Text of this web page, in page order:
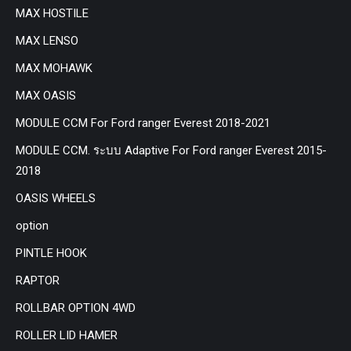
MAX HOSTILE
MAX LENSO
MAX MOHAWK
MAX OASIS
MODULE CCM For Ford ranger Everest 2018-2021
MODULE CCM. ระบบ Adaptive For Ford ranger Everest 2015-
2018
OASIS WHEELS
option
PINTLE HOOK
RAPTOR
ROLLBAR OPTION 4WD
ROLLER LID HAMER